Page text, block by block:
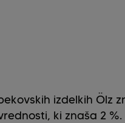
izdelkih Ölz
ki znaša 2 %.